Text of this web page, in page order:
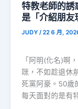
特教老師的誘
是「介紹朋友
JUDY/22 6 月,
「阿明(化名)啊
咪，不如趁退休
死黨阿豪。50歲
每天面對的是有